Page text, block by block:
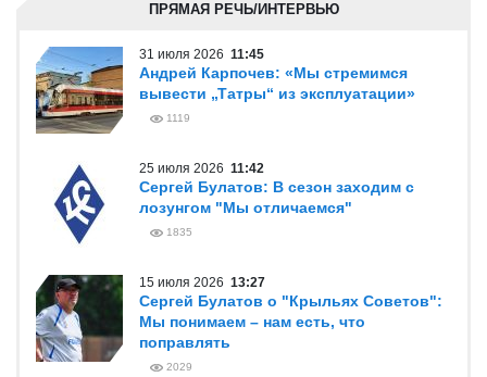
ПРЯМАЯ РЕЧЬ/ИНТЕРВЬЮ
31 июля 2026 11:45
Андрей Карпочев: «Мы стремимся
вывести „Татры“ из эксплуатации»
1119
25 июля 2026 11:42
Сергей Булатов: В сезон заходим с
лозунгом "Мы отличаемся"
1835
15 июля 2026 13:27
Сергей Булатов о "Крыльях Советов":
Мы понимаем – нам есть, что
поправлять
2029